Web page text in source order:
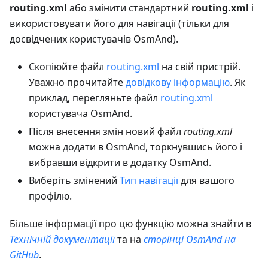
routing.xml або змінити стандартний routing.xml і
використовувати його для навігації (тільки для
досвідчених користувачів OsmAnd).
Скопіюйте файл routing.xml на свій пристрій.
Уважно прочитайтедовідкову інформацію. Як
приклад, перегляньте файл routing.xml
користувача OsmAnd.
Після внесення змін новий файл routing.xml
можна додати в OsmAnd, торкнувшись його і
вибравши відкрити в додатку OsmAnd.
Виберіть змінений Тип навігаціїдля вашого
профілю.
Більше інформації про цю функцію можна знайти в
Технічній документаціїта на сторінці OsmAnd на
GitHub.